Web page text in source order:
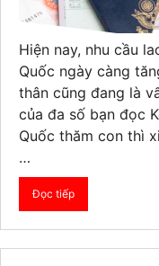
Hiện nay, nhu cầu
Quốc ngày càng
thân cũng đang là
của đa số bạn đọc
Quốc thăm con thì
…
Đọc tiếp